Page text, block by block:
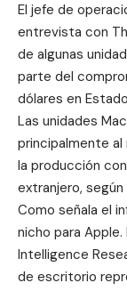
El jefe de
entrevista con
de algunas
parte del
dólares en
Las unidades
principalmente
la producción
extranjero, según
Como señala el
nicho para
Intelligence
de escritorio